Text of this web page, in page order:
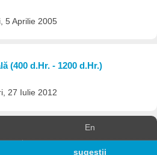
5 Aprilie 2005
(400 d.Hr. - 1200 d.Hr.)
27 Iulie 2012
En
sugestii